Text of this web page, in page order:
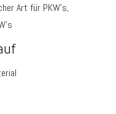
Art für PKW’s,